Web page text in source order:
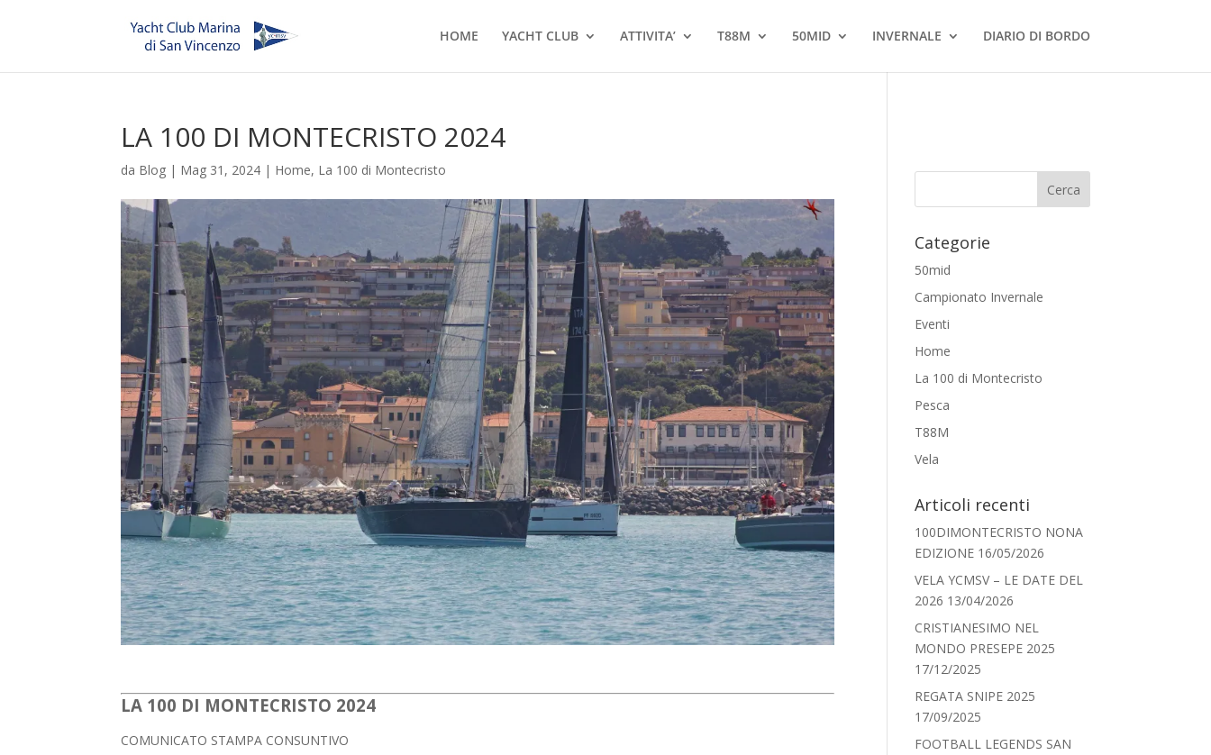
HOME YACHT CLUB ATTIVITA’ T88M 50MID INVERNALE DIARIO DI BORDO
LA 100 DI MONTECRISTO 2024
da Blog | Mag 31, 2024 | Home, La 100 di Montecristo
LA 100 DI MONTECRISTO 2024
COMUNICATO STAMPA CONSUNTIVO
Categorie
50mid
Campionato Invernale
Eventi
Home
La 100 di Montecristo
Pesca
T88M
Vela
Articoli recenti
100DIMONTECRISTO NONA
EDIZIONE 16/05/2026
VELA YCMSV – LE DATE DEL
2026 13/04/2026
CRISTIANESIMO NEL
MONDO PRESEPE 2025
17/12/2025
REGATA SNIPE 2025
17/09/2025
FOOTBALL LEGENDS SAN